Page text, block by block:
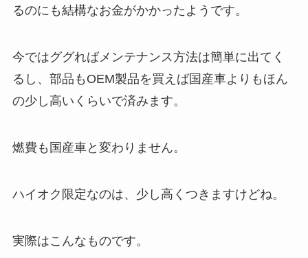
るのにも結構なお金がかかったようです。
今ではググればメンテナンス方法は簡単に出てく
るし、部品もOEM製品を買えば国産車よりもほん
の少し高いくらいで済みます。
燃費も国産車と変わりません。
ハイオク限定なのは、少し高くつきますけどね。
実際はこんなものです。